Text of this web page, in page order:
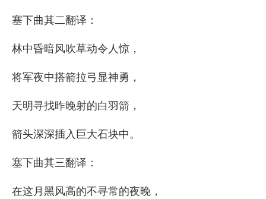
塞下曲其二翻译：
林中昏暗风吹草动令人惊，
将军夜中搭箭拉弓显神勇，
天明寻找昨晚射的白羽箭，
箭头深深插入巨大石块中。
塞下曲其三翻译：
在这月黑风高的不寻常的夜晚，